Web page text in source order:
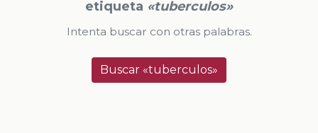
etiqueta «tuberculos»
Intenta buscar con otras palabras.
Buscar «tuberculos»